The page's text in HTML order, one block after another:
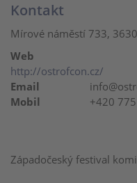
Západočeský festival
Kontakt
Mírové náměstí 733,
Web
http://ostrofcon.cz/
Email
Mobil
+420